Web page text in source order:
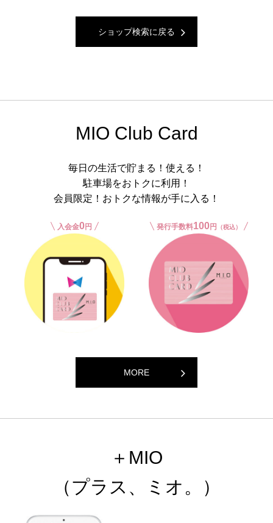
ショップ検索に戻る
MIO Club Card
毎日の生活で貯まる！使える！
駐車場をおトクに利用！
会員限定！おトクな情報が手に入る！
入会金0円 発行手数料100円 （税込）
MORE
＋MIO
（プラス、ミオ。）